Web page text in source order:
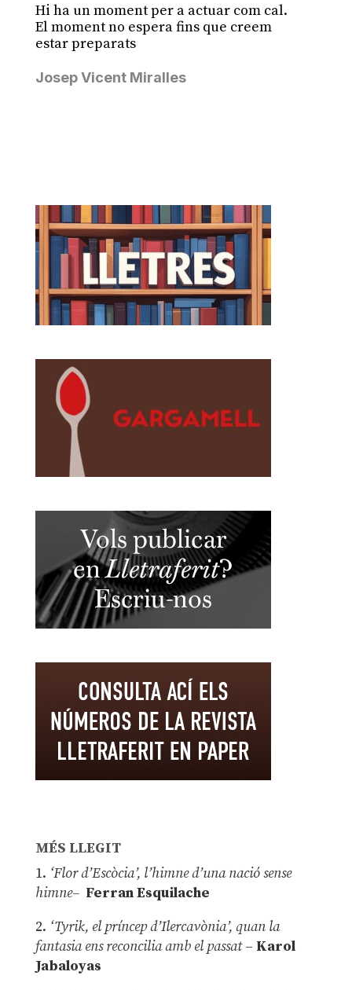
Hi ha un moment per a actuar com cal.
El moment no espera fins que creem
estar preparats
Josep Vicent Miralles
MÉS LLEGIT
1. ‘Flor d’Escòcia’, l’himne d’una nació sense
himne– Ferran Esquilache
2. ‘Tyrik, el príncep d’Ilercavònia’, quan la
fantasia ens reconcilia amb el passat– Karol
Jabaloyas